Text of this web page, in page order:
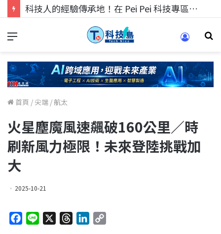
科技人的經驗傳承地！在 Pei Pei 科技專區，與學弟妹交流最硬核的技術
首頁 /尖端 /航太
火星塵魔風速飆破160公里／時
刷新風力極限！未來登陸挑戰加
大
2025-10-21